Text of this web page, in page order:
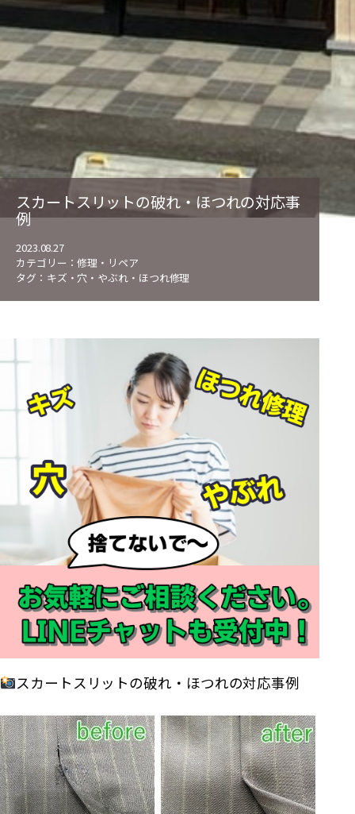
スカートスリットの破れ・ほつれの対応事
例
2023.08.27
カテゴリー：修理・リペア
タグ： キズ・穴・やぶれ・ほつれ修理
スカートスリットの破れ・ほつれの対応事例